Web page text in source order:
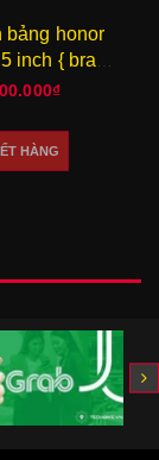
bảng honor
inch { brand
}
HÀNG